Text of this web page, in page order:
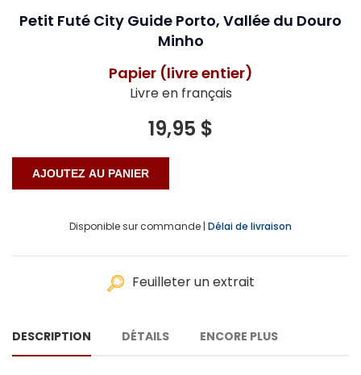
Petit Futé City Guide Porto, Vallée du Douro
Minho
Papier (livre entier)
Livre en français
19,95 $
Disponible sur commande | Délai de livraison
Feuilleter un extrait
DESCRIPTION DÉTAILS ENCORE PLUS